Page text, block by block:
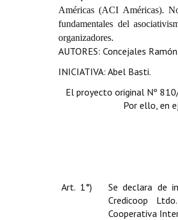
Américas (ACI Américas).
fundamentales del
organizadores.
AUTORES: Concejales
INICIATIVA: Abel Basti.
El proyecto original Nº
Por ello, en
Art. 1°)
Se declara de
Credicoop
Cooperativa